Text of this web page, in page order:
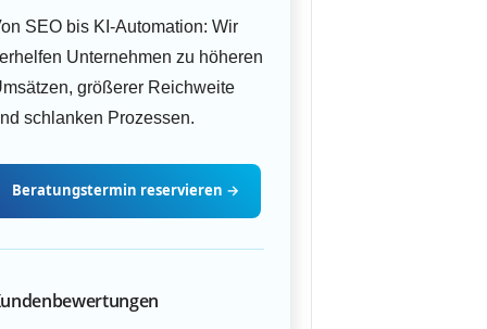
SEO bis KI-Automation: Wir
Unternehmen zu höheren
größerer Reichweite
schlanken Prozessen.
Beratungstermin reservieren →